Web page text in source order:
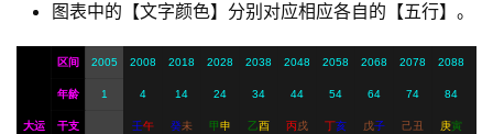
务
员
图表中的【文字颜色】分别对应相应各自的【五行】。
大运
区间 2005 2008 2018 2028 2038 2048 2058 2068 2078 2088
年龄 1 4 14 24 34 44 54 64 74 84
干支 壬午 癸未 甲申 乙酉 丙戌 丁亥 戊子 己丑 庚寅